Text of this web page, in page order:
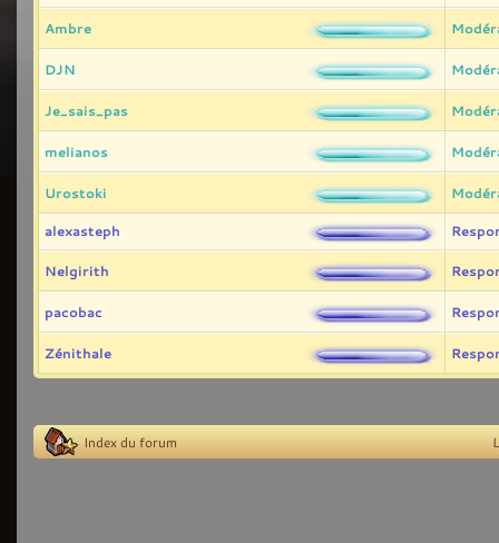
Ambre
DJN
Je_sais_pas
melianos
Urostoki
alexasteph
Nelgirith
pacobac
Zénithale
Index du forum